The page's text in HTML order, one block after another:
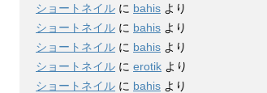
ショートネイル に bahis より
ショートネイル に bahis より
ショートネイル に bahis より
ショートネイル に erotik より
ショートネイル に bahis より